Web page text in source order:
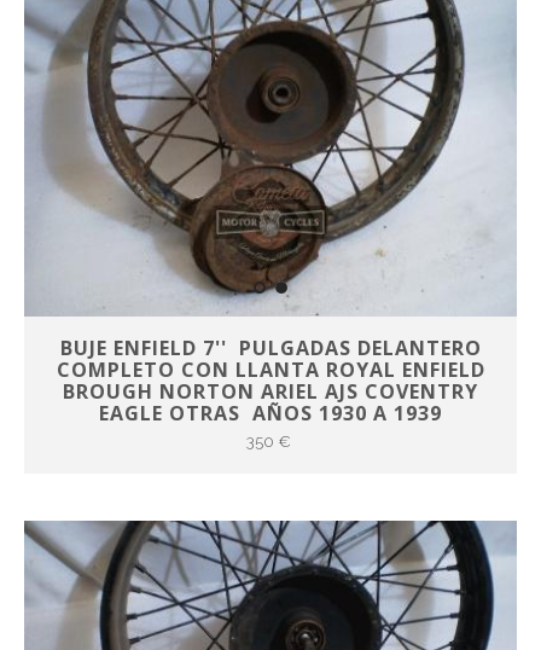
BUJE ENFIELD 7'' PULGADAS DELANTERO
COMPLETO CON LLANTA ROYAL ENFIELD
BROUGH NORTON ARIEL AJS COVENTRY
EAGLE OTRAS AÑOS 1930 A 1939
350 €